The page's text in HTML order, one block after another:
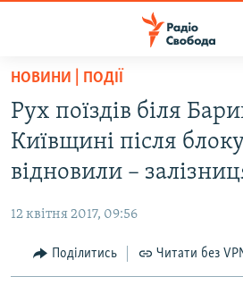
Перейти
основного
матеріалу
Перейти
до
основної
Перейти
до
РАДІО СВОБОДА – 70 РОКІВ
ВСЕ ЗА ДОБУ
СТАТТІ
СУСПІЛЬСТВО
РОСІЙСЬКА «ФІЛЬТРАЦІЯ»
ДОНБАС.РЕАЛІЇ
НОВИНИ | ПОДІЇ
Рух поїздів біля
Київщині після
відновили –
12 квітня 2017, 09:56
Поділитись Читати без